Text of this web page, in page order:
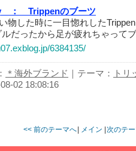
：
Trippenのブーツ
物した時に一目惚れした
だったから足が疲れちゃって
6384135/
＊海外ブランド ｜テーマ：
トリ
02 18:08:16
<< 前のテーマへ メイン 次のテ